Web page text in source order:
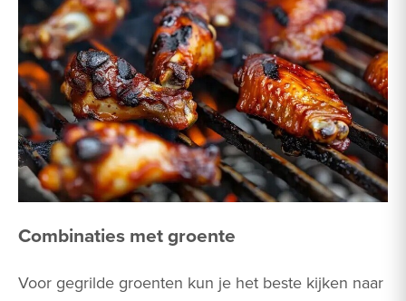
Combinaties met groente
Voor gegrilde groenten kun je het beste kijken naar